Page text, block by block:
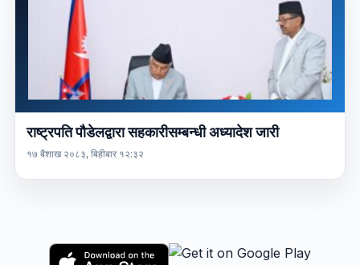
राष्ट्रपति पौडेलद्वारा सहकारीसम्बन्धी अध्यादेश जारी
१७ बैशाख २०८३, बिहीबार १२:३२